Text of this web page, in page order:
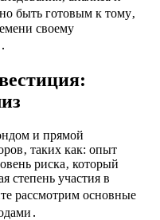
быть готовым к тому‚
своему
и прямой
таких как: опыт
риска‚ который
степень участия в
рассмотрим основные